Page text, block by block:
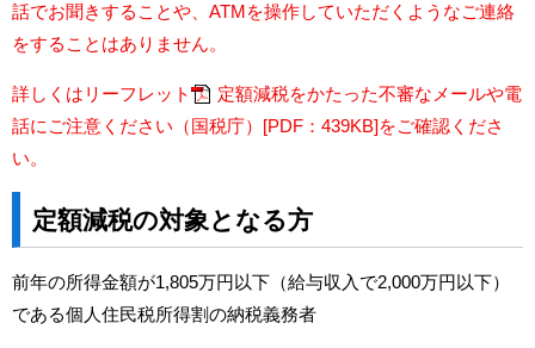
話でお聞きすることや、ATMを操作していただくようなご連絡
をすることはありません。
詳しくはリーフレット
定額減税をかたった不審なメールや電
話にご注意ください（国税庁）[PDF：439KB]をご確認くださ
い。
定額減税の対象となる方
前年の所得金額が1,805万円以下（給与収入で2,000万円以下）
である個人住民税所得割の納税義務者